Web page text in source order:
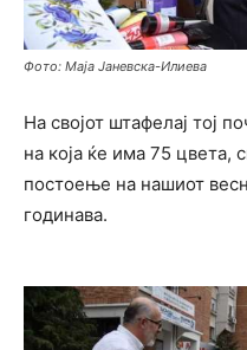
Фото: Маја Јаневска-Илиева
На својот штафелај тој
на која ќе има 75 цвета,
постоење на нашиот
годинава.